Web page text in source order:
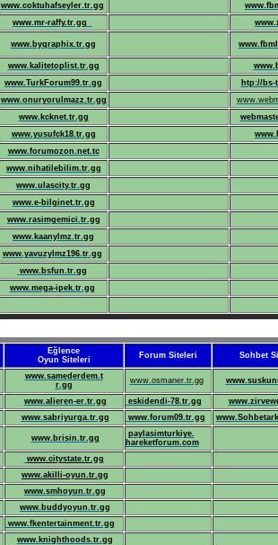
www.coktuhafseyler.tr.gg
www.mr-raffy.tr.gg
www.byqraphix.tr.gg
www.kalitetoplist.tr.gg
www.TurkForum99.tr.gg
htp://bs-
www.onuryorulmazz.tr.gg
www.kcknet.tr.gg
www.yusufck18.tr.gg
www.forumozon.net.tc
www.nihatilebilim.tr.gg
www.ulascity.tr.gg
www.e-bilginet.tr.gg
www.rasimgemici.tr.gg
www.kaanylmz.tr.gg
www.yavuzylmz196.tr.gg
www.bsfun.tr.gg
www.mega-ipek.tr.gg
Eğlence
Oyun Siteleri
Forum Siteleri Sohbet
www.samederdem.t
r.gg
www.osmaner.tr.gg
www.alieren-er.tr.gg eskidendi-78.tr.gg
www.sabriyurga.tr.gg www.forum09.tr.gg
www.brisin.tr.gg
paylasimturkiye.
hareketforum.com
www.citystate.tr.gg
www.akilli-oyun.tr.gg
www.smhoyun.tr.gg
www.buddyoyun.tr.gg
www.fkentertainment.tr.gg
www.knighthoods.tr.gg